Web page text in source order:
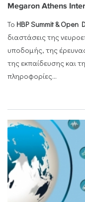
Megaron Athens
Το HBP Summit & Open
διαστάσεις της
υποδομής, της
της εκπαίδευσης και
πληροφορίες...